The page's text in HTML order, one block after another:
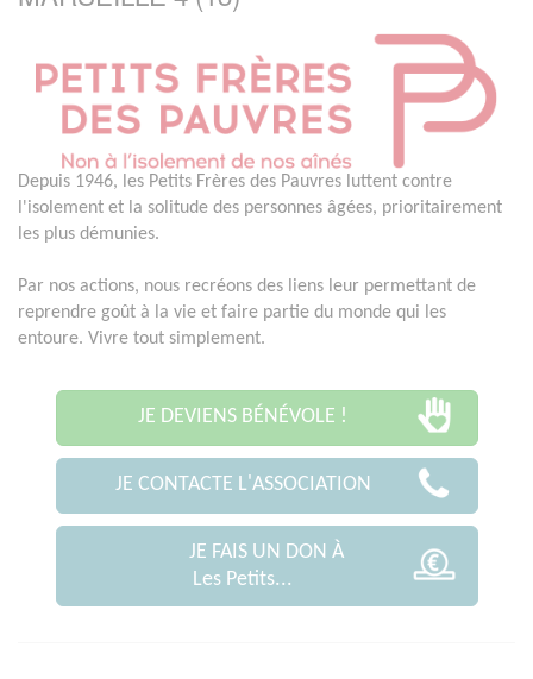
Depuis 1946, les Petits Frères des Pauvres luttent contre
l'isolement et la solitude des personnes âgées, prioritairement
les plus démunies.
Par nos actions, nous recréons des liens leur permettant de
reprendre goût à la vie et faire partie du monde qui les
entoure. Vivre tout simplement.
JE DEVIENS BÉNÉVOLE !
JE CONTACTE L'ASSOCIATION
JE FAIS UN DON À
Les Petits...